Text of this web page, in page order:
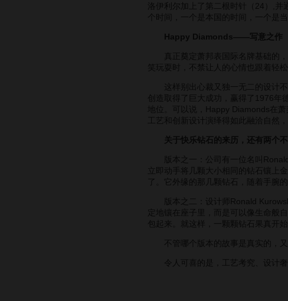
洛伊利尔加上了第二根时针（24）,
个时间，一个是本国的时间，一个是
Happy Diamonds——写意之作
真正奠定萧邦表国际名牌基础的，
笑玩耍时，不禁让人的心情也跟着轻松
这样别出心裁又独一无二的设计不
创造取得了巨大成功，赢得了1976
地位。可以说，Happy Diamonds在
工艺和创新设计演绎得如此融洽自然
关于快乐钻石的来历，还有两个
版本之一：公司有一位名叫Ronald
立即动手将几颗大小相同的钻石镶
了。它外缘的那几颗钻石，随着手腕
版本之二：设计师Ronald Kurowski
定地镶在座子里，而是可以像生命般
包起来。就这样，一颗颗钻石果真开
不管哪个版本的故事是真实的，又
令人可喜的是，工艺考究、设计奢